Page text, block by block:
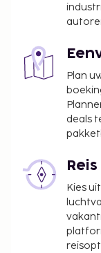
Plan
deals
Kies